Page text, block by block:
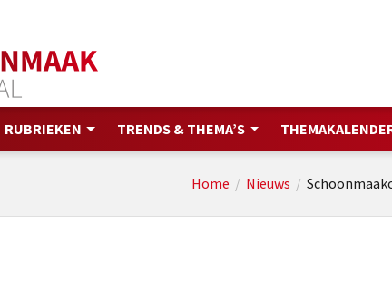
RUBRIEKEN TRENDS & THEMA’S
Home / Nieuws /